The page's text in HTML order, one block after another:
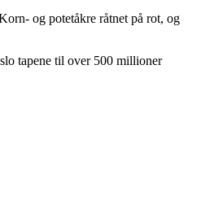
og potetåkre råtnet på rot, og
tapene til over 500 millioner